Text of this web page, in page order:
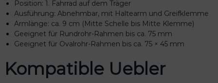
a
m
R
a
m
e
Position: 1. Fahrrad auf dem Träger
Ausführung: Abnehmbar, mit Haltearm und Greifklemme
Armlänge: ca. 9 cm (Mitte Schelle bis Mitte Klemme)
Geeignet für Rundrohr-Rahmen bis ca. 75 mm
Geeignet für Ovalrohr-Rahmen bis ca. 75 × 45 mm
Kompatible Uebler